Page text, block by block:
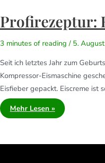
Profirezeptur:
3 minutes of reading / 5.
Seit ich letztes Jahr zum
Kompressor-Eismaschine
Eisfieber gepackt. Eiscreme ist
Mehr Lesen »